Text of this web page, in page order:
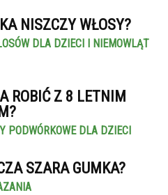
NISZCZY WŁOSY?
DLA DZIECI I NIEMOWLĄT
ROBIĆ Z 8 LETNIM
PODWÓRKOWE DLA DZIECI
SZARA GUMKA?